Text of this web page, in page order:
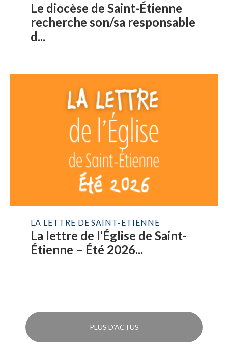
Le diocèse de Saint-Étienne
recherche son/sa responsable
d...
LA LETTRE DE SAINT-ETIENNE
La lettre de l’Église de Saint-
Étienne – Été 2026...
PLUS D'ACTUS